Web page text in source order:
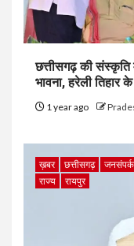
छत्तीसगढ़ की
भावना, हरेली
1 year ago
ख़बर छत्तीसगढ़ जनसंपर्क
राज्य
रायपुर